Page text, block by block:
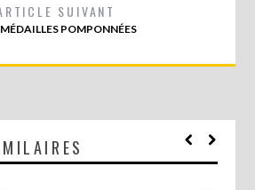
SUIVANT
POMPONNÉES